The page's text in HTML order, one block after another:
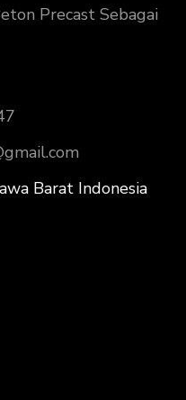
Precast Sebagai
Barat Indonesia